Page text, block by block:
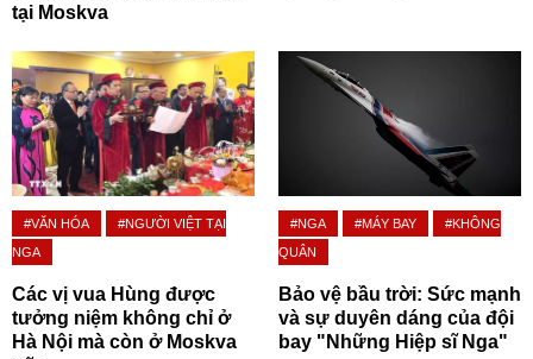
tại Moskva
#VĂN HÓA
#NGƯỜI VIỆT TẠI
NGA
Các vị vua Hùng được
tưởng niệm không chỉ ở
Hà Nội mà còn ở Moskva
#NGA #MÁY BAY
#KHÔNG
QUÂN
Bảo vệ bầu trời: Sức mạnh
và sự duyên dáng của đội
bay "Những Hiệp sĩ Nga"